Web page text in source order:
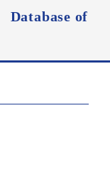
Database of